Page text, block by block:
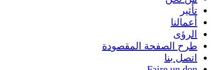
تأثير
أعمالنا
الرؤى
طرح الصفحة المقصودة
اتصل بنا